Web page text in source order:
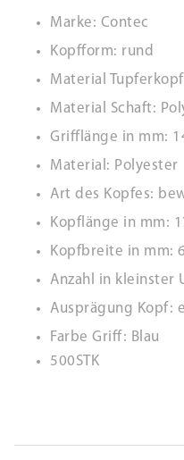
Marke: Contec
Kopfform: rund
Material
Material Schaft:
Grifflänge in mm:
Material: Polyester
Art des Kopfes:
Kopflänge in mm:
Kopfbreite in mm:
Anzahl in kleinster
Ausprägung Kopf:
Farbe Griff: Blau
500STK